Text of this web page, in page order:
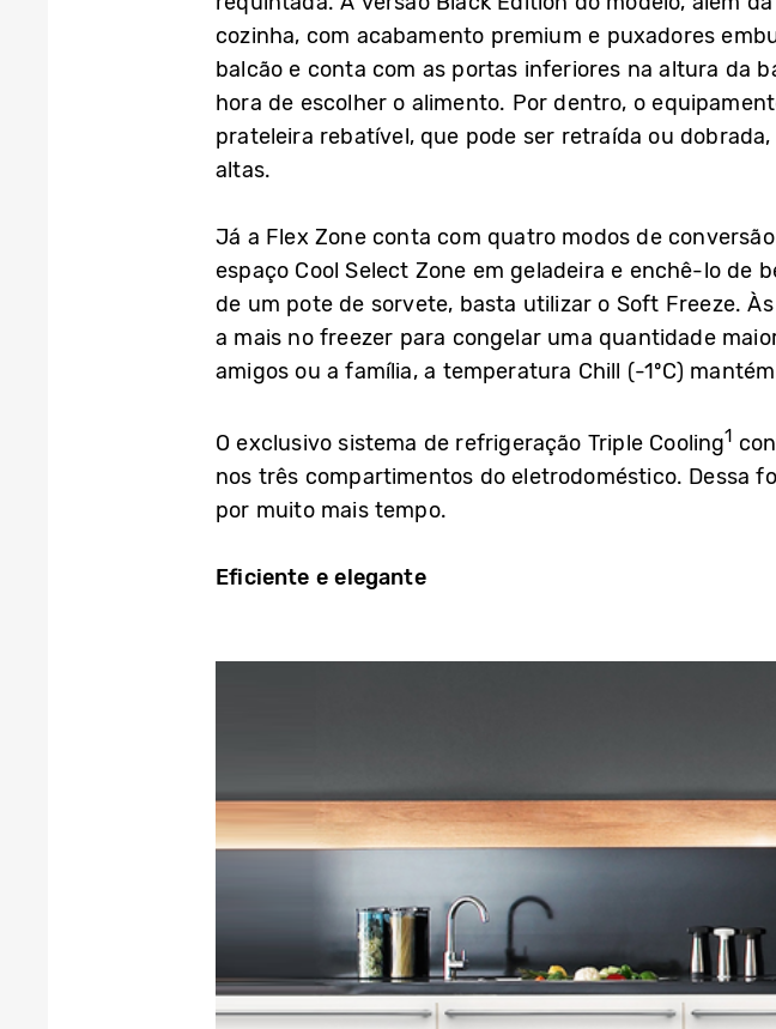
cozinha, com acabamento premium e puxadores
balcão e conta com as portas inferiores na altura da
hora de escolher o alimento. Por dentro, o
prateleira rebatível, que pode ser retraída ou
altas.
Já a Flex Zone conta com quatro modos de
espaço Cool Select Zone em geladeira e enchê-lo de
de um pote de sorvete, basta utilizar o Soft Freeze.
a mais no freezer para congelar uma quantidade
amigos ou a família, a temperatura Chill (-1ºC)
O exclusivo sistema de refrigeração Triple Cooling1
nos três compartimentos do eletrodoméstico. Dessa
por muito mais tempo.
Eficiente e elegante